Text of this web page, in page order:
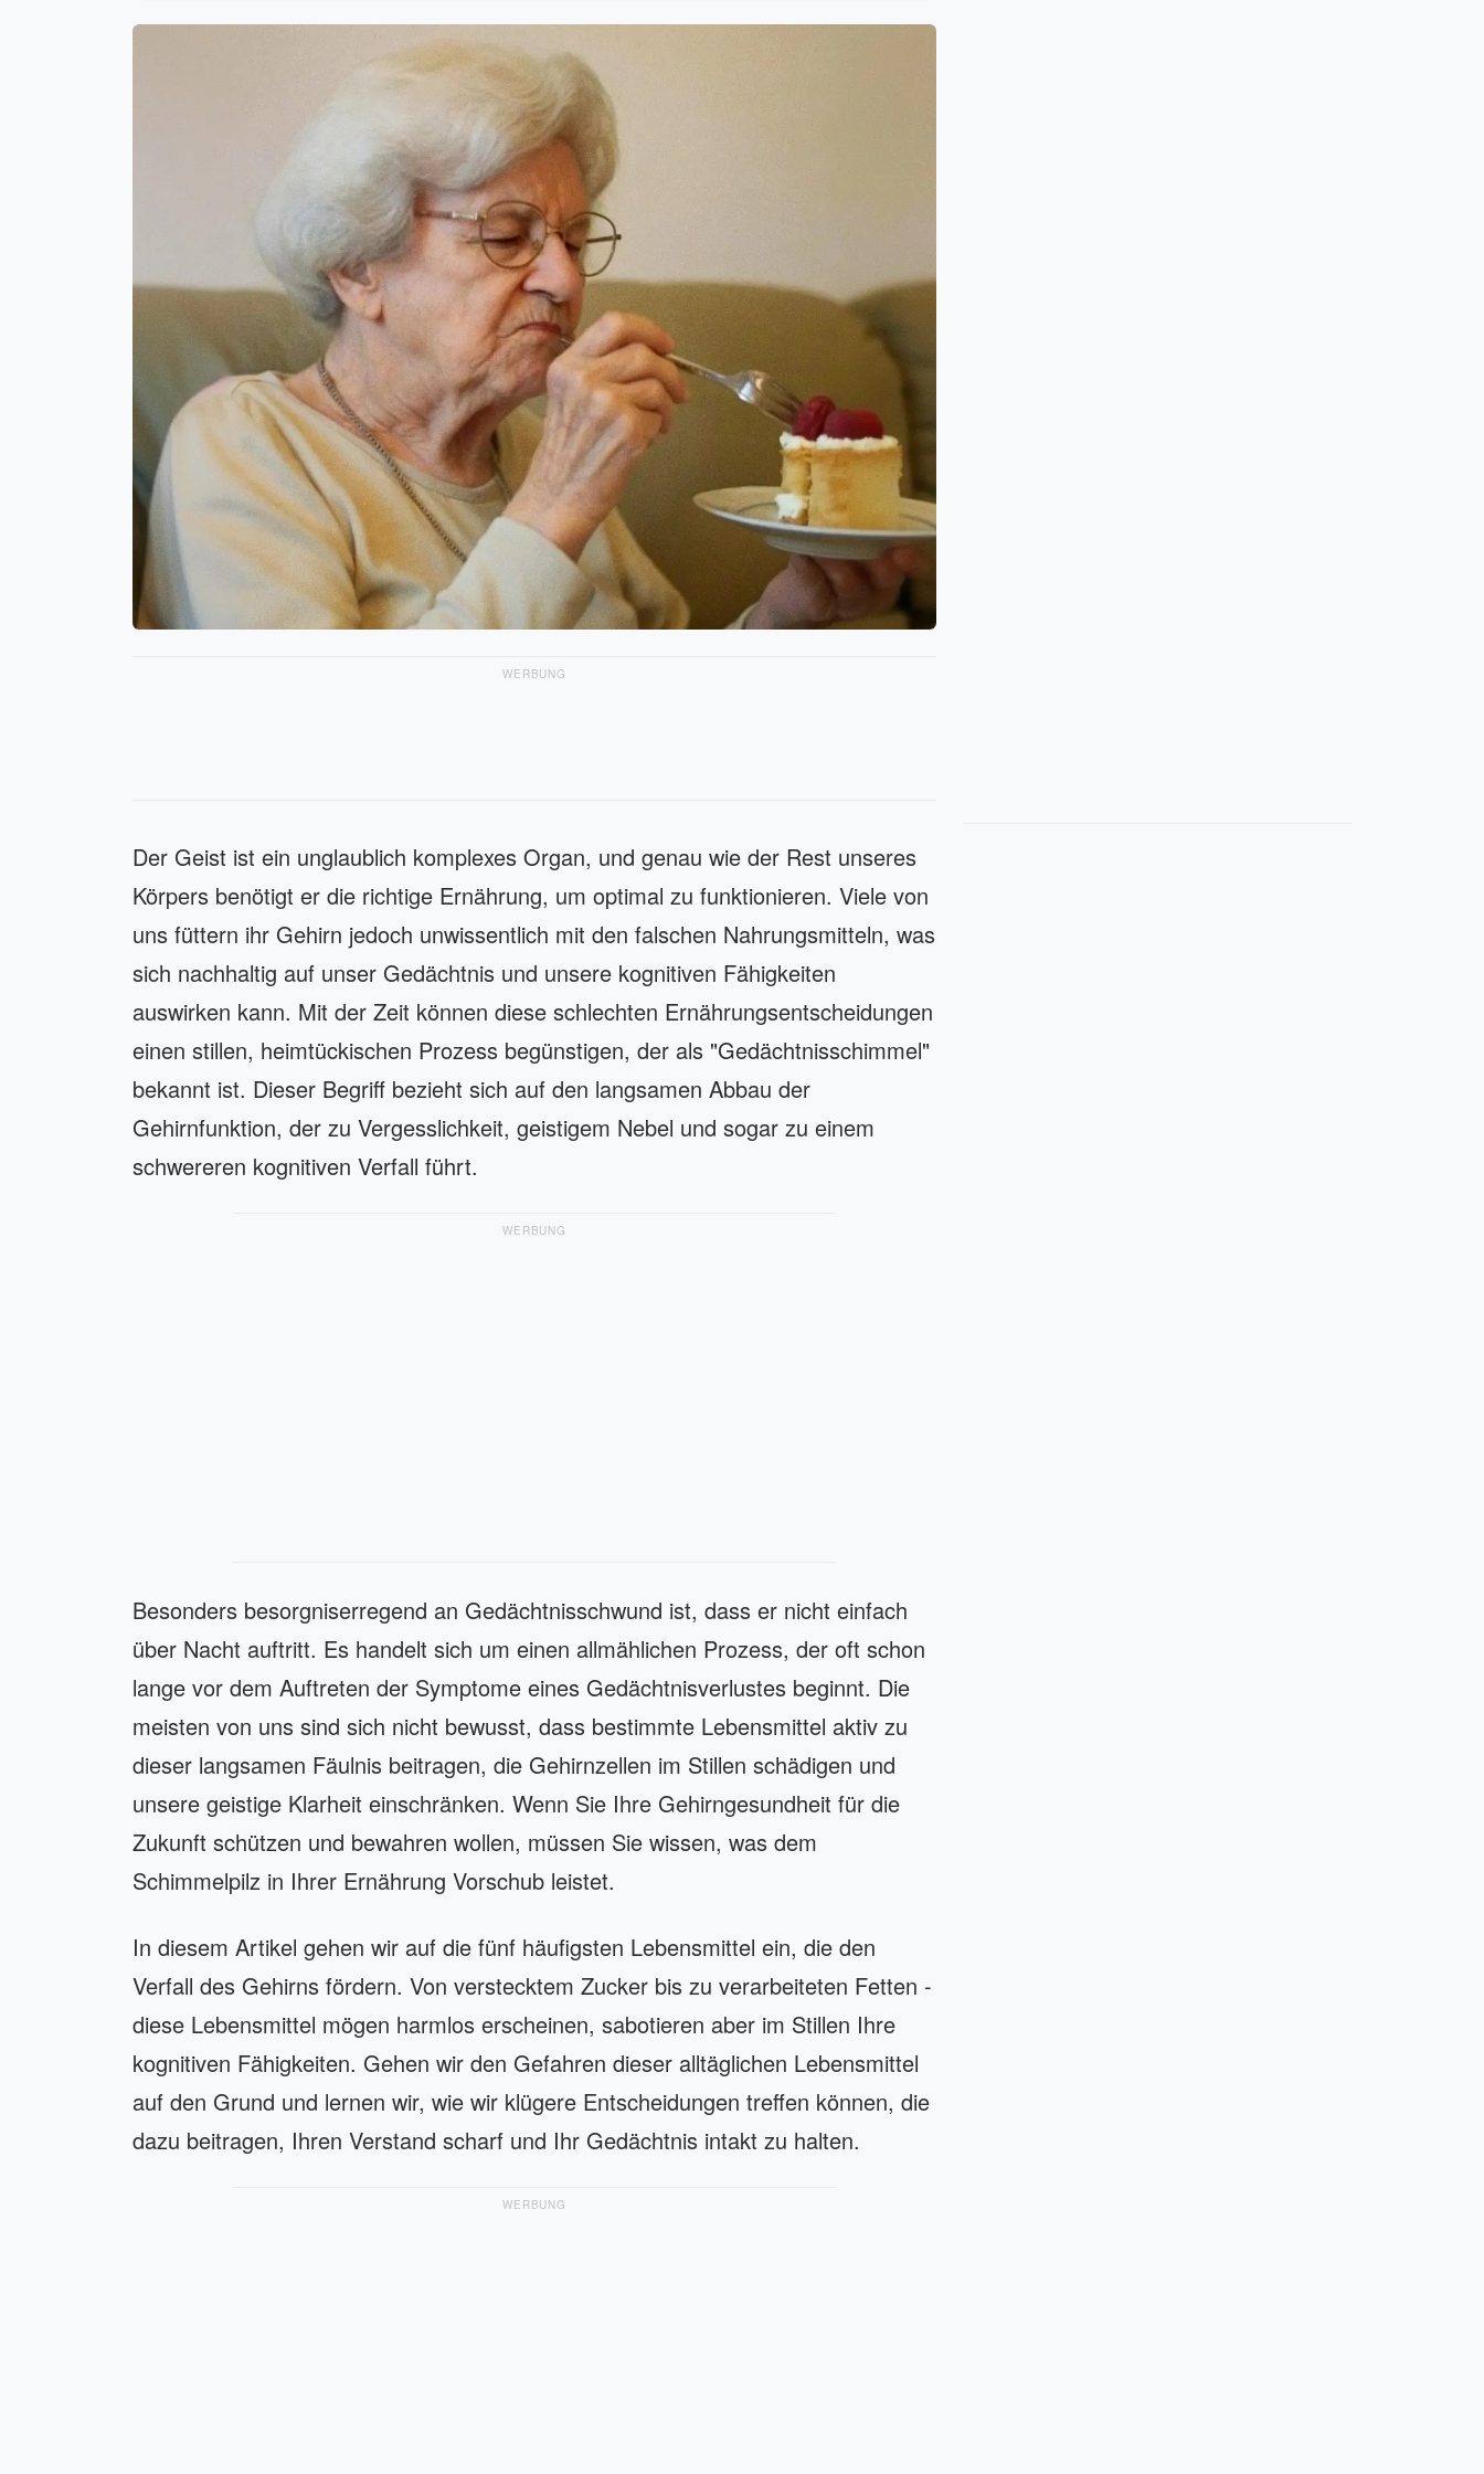
WERBUNG
Der Geist ist ein unglaublich komplexes Organ, und genau wie der Rest unseres
Körpers benötigt er die richtige Ernährung, um optimal zu funktionieren. Viele von
uns füttern ihr Gehirn jedoch unwissentlich mit den falschen Nahrungsmitteln, was
sich nachhaltig auf unser Gedächtnis und unsere kognitiven Fähigkeiten
auswirken kann. Mit der Zeit können diese schlechten Ernährungsentscheidungen
einen stillen, heimtückischen Prozess begünstigen, der als "Gedächtnisschimmel"
bekannt ist. Dieser Begriff bezieht sich auf den langsamen Abbau der
Gehirnfunktion, der zu Vergesslichkeit, geistigem Nebel und sogar zu einem
schwereren kognitiven Verfall führt.
WERBUNG
Besonders besorgniserregend an Gedächtnisschwund ist, dass er nicht einfach
über Nacht auftritt. Es handelt sich um einen allmählichen Prozess, der oft schon
lange vor dem Auftreten der Symptome eines Gedächtnisverlustes beginnt. Die
meisten von uns sind sich nicht bewusst, dass bestimmte Lebensmittel aktiv zu
dieser langsamen Fäulnis beitragen, die Gehirnzellen im Stillen schädigen und
unsere geistige Klarheit einschränken. Wenn Sie Ihre Gehirngesundheit für die
Zukunft schützen und bewahren wollen, müssen Sie wissen, was dem
Schimmelpilz in Ihrer Ernährung Vorschub leistet.
In diesem Artikel gehen wir auf die fünf häufigsten Lebensmittel ein, die den
Verfall des Gehirns fördern. Von verstecktem Zucker bis zu verarbeiteten Fetten -
diese Lebensmittel mögen harmlos erscheinen, sabotieren aber im Stillen Ihre
kognitiven Fähigkeiten. Gehen wir den Gefahren dieser alltäglichen Lebensmittel
auf den Grund und lernen wir, wie wir klügere Entscheidungen treffen können, die
dazu beitragen, Ihren Verstand scharf und Ihr Gedächtnis intakt zu halten.
WERBUNG